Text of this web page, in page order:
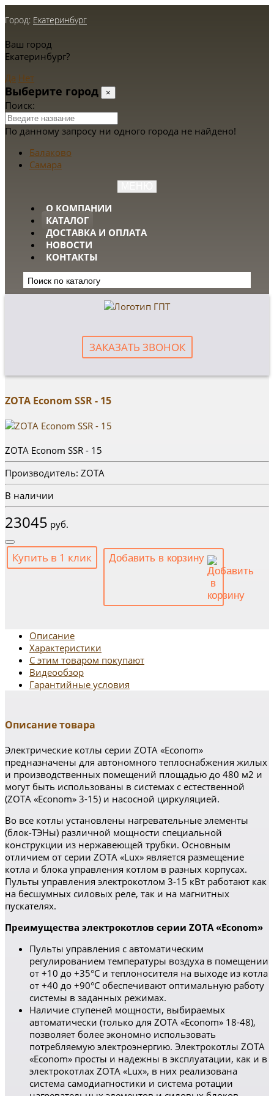
Город: Екатеринбург
Ваш город
Екатеринбург?
Да Нет
Выберите город ×
Поиск:
По данному запросу ни одного города не найдено!
Балаково
Самара
О КОМПАНИИ
КАТАЛОГ
ДОСТАВКА И ОПЛАТА
НОВОСТИ
КОНТАКТЫ
ЗАКАЗАТЬ ЗВОНОК
ZOTA Econom SSR - 15
ZOTA Econom SSR - 15
Производитель: ZOTA
В наличии
23045 руб.
Купить в 1 клик Добавить в корзину
Описание
Характеристики
С этим товаром покупают
Видеообзор
Гарантийные условия
Описание товара
Электрические котлы серии ZOTA «Econom»
предназначены для автономного теплоснабжения жилых
и производственных помещений площадью до 480 м2 и
могут быть использованы в системах с естественной
(ZOTA «Econom» 3-15) и насосной циркуляцией.
Во все котлы установлены нагревательные элементы
(блок-ТЭНы) различной мощности специальной
конструкции из нержавеющей трубки. Основным
отличием от серии ZOTA «Lux» является размещение
котла и блока управления котлом в разных корпусах.
Пульты управления электрокотлом 3-15 кВт работают как
на бесшумных силовых реле, так и на магнитных
пускателях.
Преимущества электрокотлов серии ZOTA «Econom»
Пульты управления с автоматическим
регулированием температуры воздуха в помещении
от +10 до +35°С и теплоносителя на выходе из котла
от +40 до +90°С обеспечивают оптимальную работу
системы в заданных режимах.
Наличие ступеней мощности, выбираемых
автоматически (только для ZOTA «Econom» 18-48),
позволяет более экономно использовать
потребляемую электроэнергию. Электрокотлы ZOTA
«Econom» просты и надежны в эксплуатации, как и в
электрокотлах ZOTA «Lux», в них реализована
система самодиагностики и система ротации